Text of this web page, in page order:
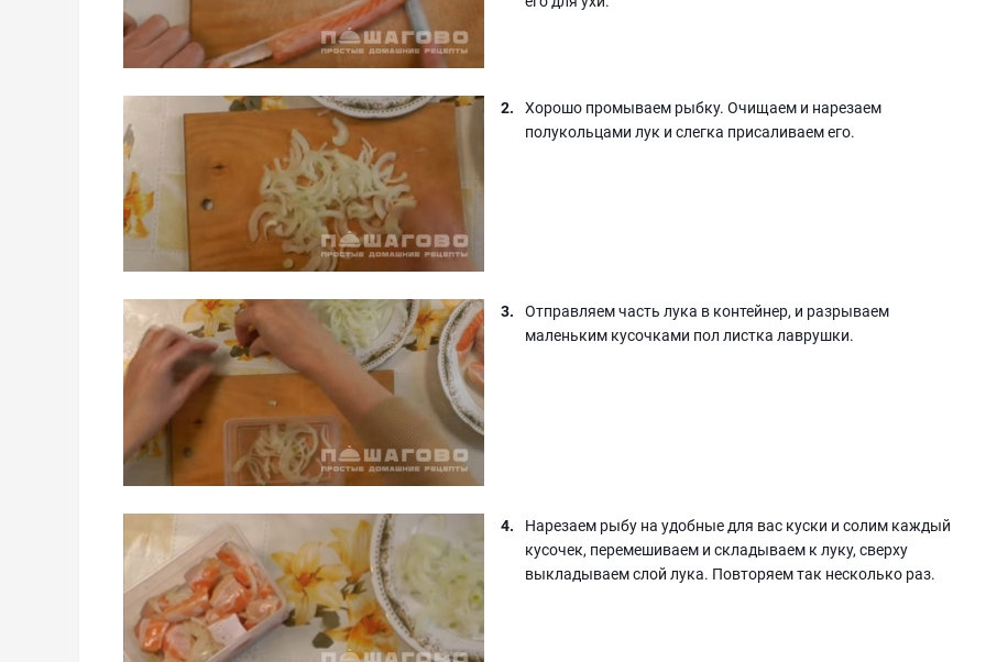
Хорошо промываем рыбку. Очищаем и нарезаем
полукольцами лук и слегка присаливаем его.
Отправляем часть лука в контейнер, и разрываем
маленьким кусочками пол листка лаврушки.
Нарезаем рыбу на удобные для вас куски и солим каждый
кусочек, перемешиваем и складываем к луку, сверху
выкладываем слой лука. Повторяем так несколько раз.